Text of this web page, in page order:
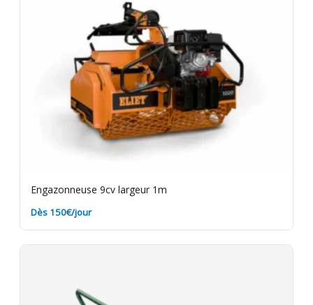
nettoyage. Assurance bris de machine en option.
Engazonneuse 9cv largeur 1m
Dès 150€/jour